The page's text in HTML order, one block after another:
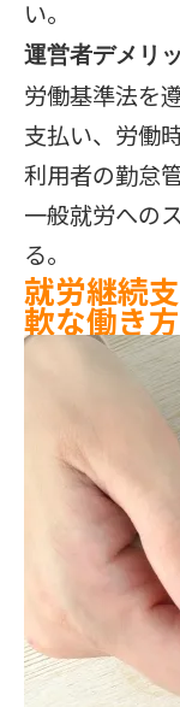
い。
運営者デメリ
労働基準法を
支払い、労働
利用者の勤怠
一般就労への
る。
就労継続
軟な働き